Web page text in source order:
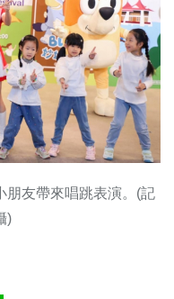
朋友帶來唱跳表演。(記
)